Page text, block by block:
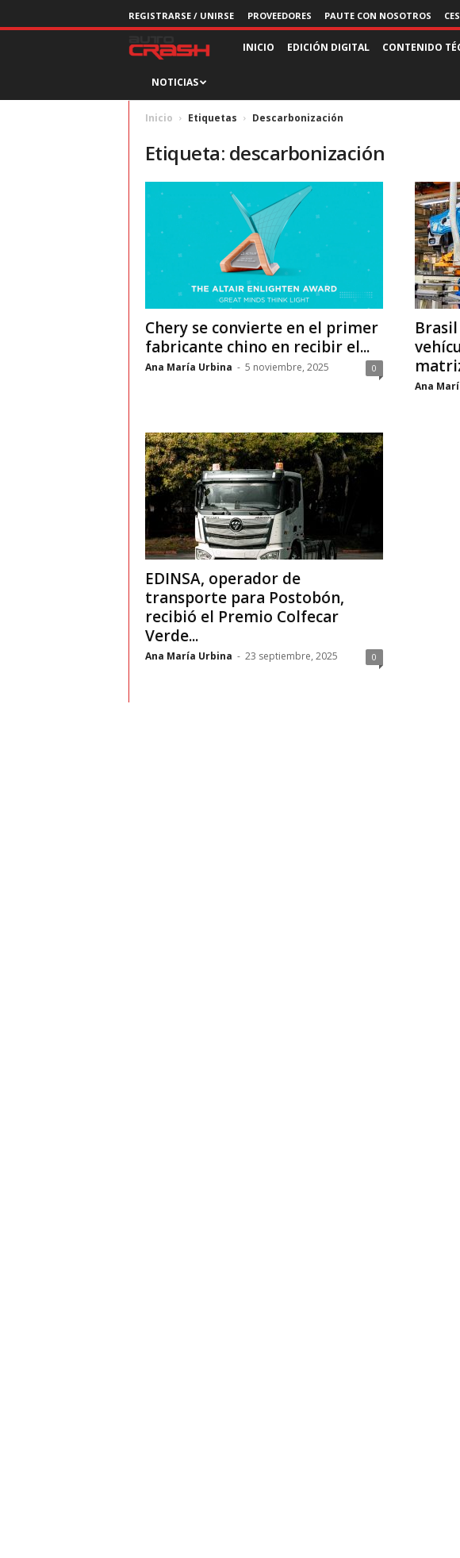
REGISTRARSE / UNIRSE PROVEEDORES PAUTE CON NOSOTROS
v
i
a
A
u
c
r
a
s
–
INICIO EDICIÓN DIGITAL CONTENIDO
NOTICIAS
Inicio Etiquetas Descarbonización
Etiqueta: descarbonización
Chery se convierte en el primer
fabricante chino en recibir el...
Ana María Urbina - 5 noviembre, 2025 0
Ana
EDINSA, operador de
transporte para Postobón,
recibió el Premio Colfecar
Verde...
Ana María Urbina - 23 septiembre, 2025 0